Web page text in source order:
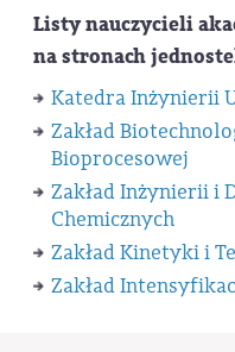
Listy nauczycieli
na stronach
Katedra Inżynierii
Zakład
Bioprocesowej
Zakład Inżynierii i
Chemicznych
Zakład Kinetyki i
Zakład